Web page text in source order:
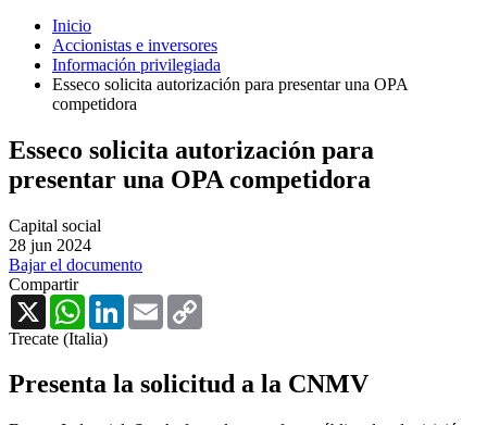
Inicio
Accionistas e inversores
Información privilegiada
Esseco solicita autorización para presentar una OPA
competidora
Esseco solicita autorización para
presentar una OPA competidora
Capital social
28 jun 2024
Bajar el documento
Compartir
X
WhatsAppLinkedInEmail
Trecate (Italia)
Presenta la solicitud a la CNMV